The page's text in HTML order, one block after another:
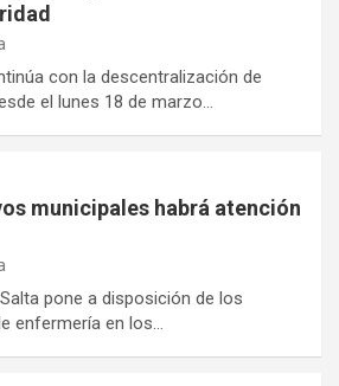
con la descentralización de
el lunes 18 de marzo…
municipales habrá atención
pone a disposición de los
enfermería en los…